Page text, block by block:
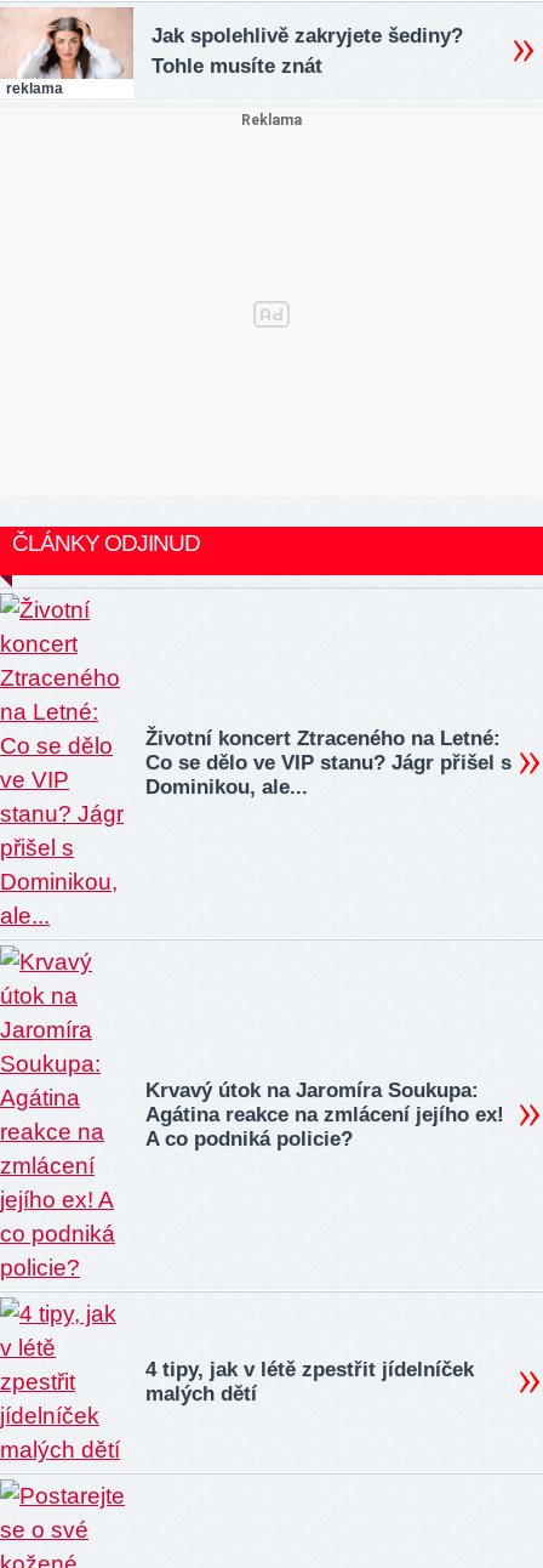
reklama
Jak spolehlivě zakryjete šediny?
Tohle musíte znát
ČLÁNKY ODJINUD
Životní koncert Ztraceného na Letné:
Co se dělo ve VIP stanu? Jágr přišel s
Dominikou, ale...
Krvavý útok na Jaromíra Soukupa:
Agátina reakce na zmlácení jejího ex!
A co podniká policie?
4 tipy, jak v létě zpestřit jídelníček
malých dětí